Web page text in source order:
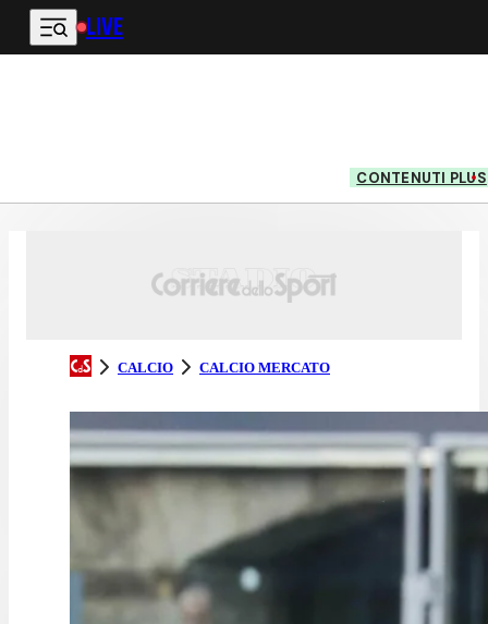
Vai al contenuto principale
LIVE
CONTENUTI PLUS
CALCIO CALCIO MERCATO